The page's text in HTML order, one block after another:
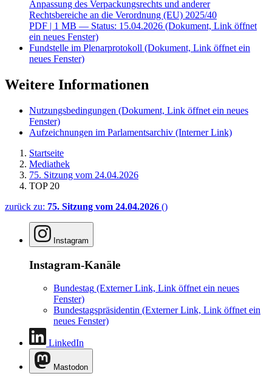
Anpassung des Verpackungsrechts und anderer
Rechtsbereiche an die Verordnung (EU) 2025/40
PDF | 1 MB — Status: 15.04.2026 (Dokument, Link öffnet
ein neues Fenster)
Fundstelle im Plenarprotokoll (Dokument, Link öffnet ein
neues Fenster)
Weitere Informationen
Nutzungsbedingungen (Dokument, Link öffnet ein neues
Fenster)
Aufzeichnungen im Parlamentsarchiv (Interner Link)
Startseite
Mediathek
75. Sitzung vom 24.04.2026
TOP 20
zurück zu: 75. Sitzung vom 24.04.2026 ()
Instagram
Instagram-Kanäle
Bundestag (Externer Link, Link öffnet ein neues
Fenster)
Bundestagspräsidentin (Externer Link, Link öffnet ein
neues Fenster)
LinkedIn
Mastodon